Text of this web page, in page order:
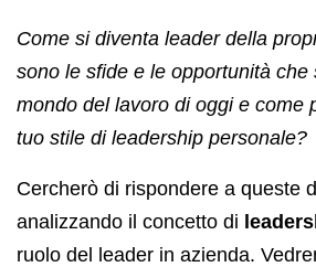
Come si diventa leader della
sono le sfide e le opportunità che
mondo del lavoro di oggi e come
tuo stile di leadership personale?
Cercherò di rispondere a queste
analizzando il concetto di
ruolo del leader in azienda.